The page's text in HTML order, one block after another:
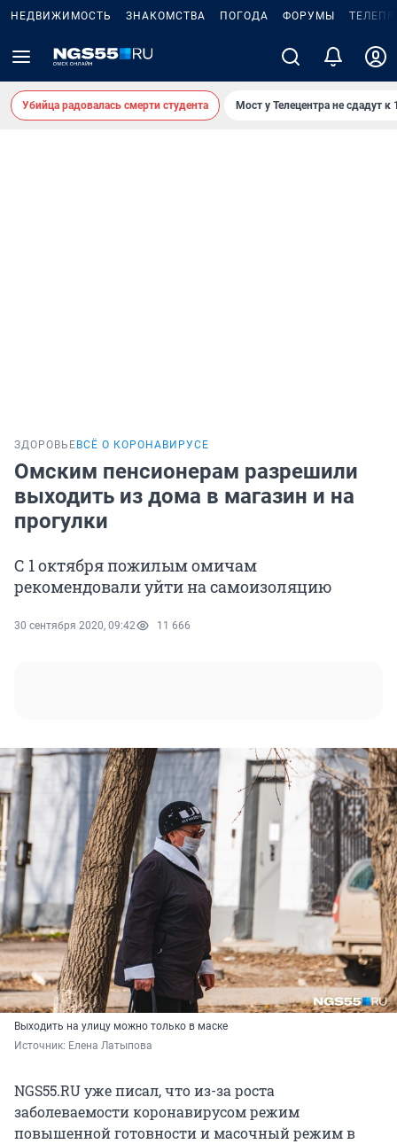
НЕДВИЖИМОСТЬ ЗНАКОМСТВА ПОГОДА ФОРУМЫ
Убийца радовалась смерти студента Мост у Телецентра не сдадут к
ЗДОРОВЬЕ ВСЁ О КОРОНАВИРУСЕ
Омским пенсионерам разрешили
выходить из дома в магазин и на
прогулки
С 1 октября пожилым омичам
рекомендовали уйти на самоизоляцию
30 сентября 2020, 09:42 11 666
Выходить на улицу можно только в маске
Источник: Елена Латыпова
NGS55.RU уже писал, что из-за роста
заболеваемости коронавирусом режим
повышенной готовности и масочный режим в